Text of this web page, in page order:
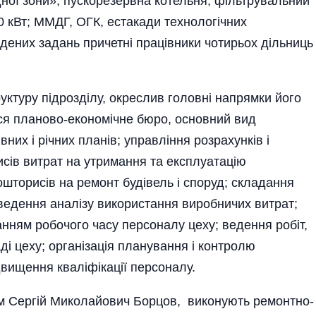
ММДГ, ОГК, естакади технологічних
задань причетні працівники чотирьох дільниць
під­розділу, окреслив головні напрямки його
планово-економічне бюро, основний вид
і річних планів; управління розрахунків і
витрат на утримання та експлуатацію
на ремонт будівель і споруд; складання
аналі­зу використання виробничих витрат;
робочого часу персоналу цеху; ведення робіт,
цеху; організація планування і контролю
кваліфікації персоналу.
Сергій Микола­йович Борцов, виконують ремонтно-